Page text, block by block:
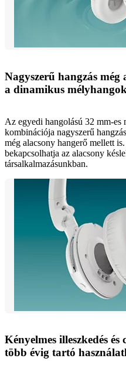
Nagyszerű hangzás
a dinamikus mélyhangok
Az egyedi hangolású 32 mm-es
kombinációja nagyszerű
még alacsony hangerő mellett
bekapcsolhatja az alacsony
társalkalmazásunkban.
Kényelmes illeszkedés
több évig tartó